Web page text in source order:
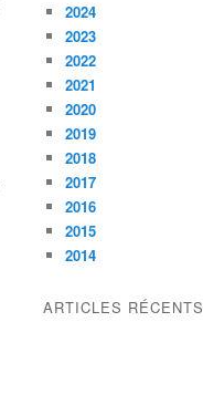
2024
2023
2022
2021
2020
2019
2018
2017
2016
2015
2014
ARTICLES RÉCENTS